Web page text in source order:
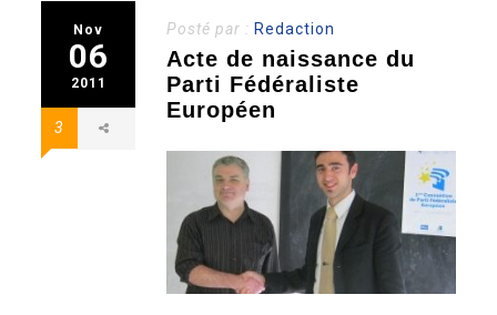
Nov
06
2011
3
Posté par : Redaction
Acte de naissance du
Parti Fédéraliste
Européen